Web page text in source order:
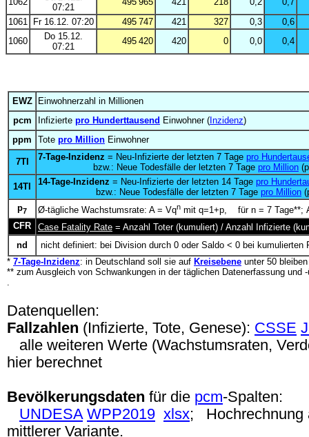
07:21
1061
Fr 16.12. 07:20 495 747 421 327 0,3
0,6
1060
Do 15.12.
07:21
495 420 420 0 0,0 0,4
EWZ
Einwohnerzahl in Millionen
pcm
Infizierte pro Hunderttausend Einwohner ( Inzidenz)
ppm
Tote pro Million Einwohner
7TI 7-Tage-Inzidenz = Neu-Infizierte der letzten 7 Tage pro
bzw.: Neue Todesfälle der letzten 7 Tage pro Million
14TI
14-Tage-Inzidenz = Neu-Infizierte der letzten 14 Tage pro
bzw.: Neue Todesfälle der letzten 7 Tage pro Million
p7 Ø-tägliche Wachstumsrate: A = Vqn mit q=1+p, für n = 7 Tage**;
CFR
Case Fatality Rate = Anzahl Toter (kumuliert) / Anzahl Infizierte
nd
nicht definiert: bei Division durch 0 oder Saldo < 0 bei kumulierten
* 7-Tage-Inzidenz: in Deutschland soll sie auf Kreisebene unter 50
** zum Ausgleich von Schwankungen in der täglichen Datenerfassung und
.
Datenquellen:
Fallzahlen (Infizierte, Tote, Genese): CSSE
alle weiteren Werte (Wachstumsraten,
hier berechnet
Bevölkerungsdaten für die pcm-Spalten:
UNDESA WPP2019 xlsx; Hochrechnung
mittlerer Variante.